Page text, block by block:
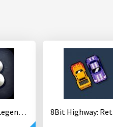
Blade Bound: Legendary Hack’n’Slash РПГ Action RPG